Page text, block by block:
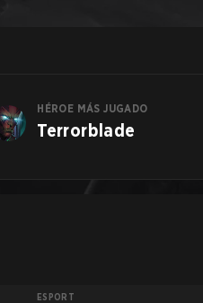
HÉROE MÁS JUGADO
Terrorblade
ESPORT